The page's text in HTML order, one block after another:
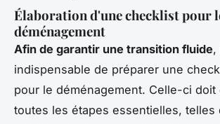
Élaboration d'une checklist pour
déménagement
Afin de garantir une transition fluide,
indispensable de préparer une
pour le déménagement. Celle-ci doit
toutes les étapes essentielles, telles